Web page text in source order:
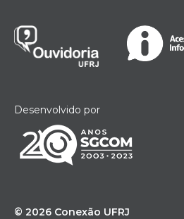
Desenvolvido por
© 2026 Conexão UFRJ